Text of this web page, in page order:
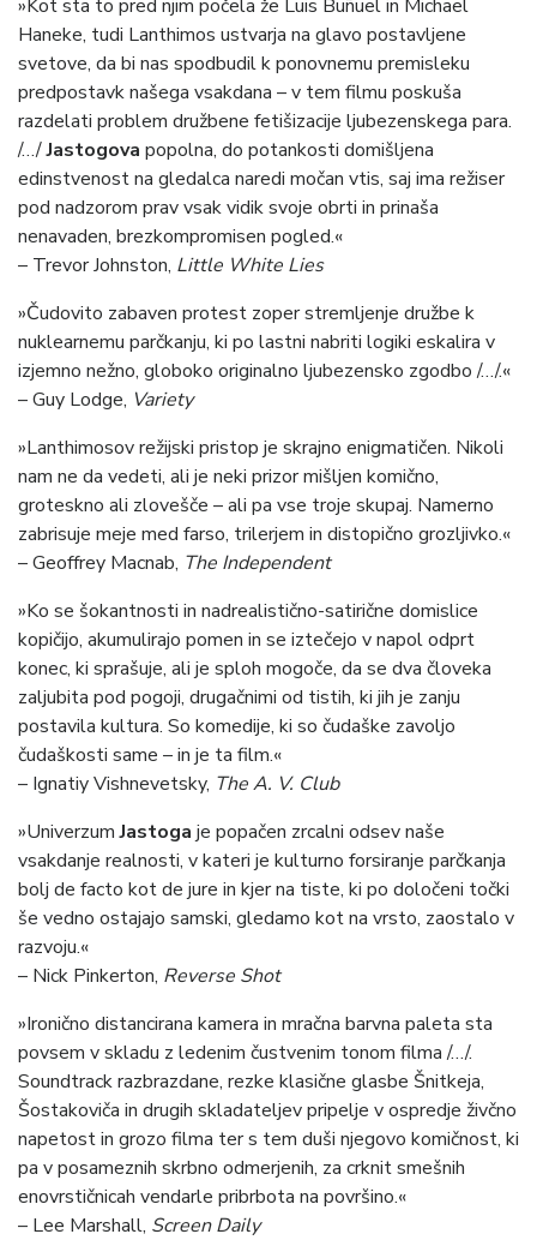
»Kot sta to pred njim počela že Luis Buñuel in Michael
Haneke, tudi Lanthimos ustvarja na glavo postavljene
svetove, da bi nas spodbudil k ponovnemu premisleku
predpostavk našega vsakdana – v tem filmu poskuša
razdelati problem družbene fetišizacije ljubezenskega para.
/…/Jastogova popolna, do potankosti domišljena
edinstvenost na gledalca naredi močan vtis, saj ima režiser
pod nadzorom prav vsak vidik svoje obrti in prinaša
nenavaden, brezkompromisen pogled.«
– Trevor Johnston, Little White Lies
»Čudovito zabaven protest zoper stremljenje družbe k
nuklearnemu parčkanju, ki po lastni nabriti logiki eskalira v
izjemno nežno, globoko originalno ljubezensko zgodbo /…/.«
– Guy Lodge, Variety
»Lanthimosov režijski pristop je skrajno enigmatičen. Nikoli
nam ne da vedeti, ali je neki prizor mišljen komično,
groteskno ali zlovešče – ali pa vse troje skupaj. Namerno
zabrisuje meje med farso, trilerjem in distopično grozljivko.«
– Geoffrey Macnab, The Independent
»Ko se šokantnosti in nadrealistično-satirične domislice
kopičijo, akumulirajo pomen in se iztečejo v napol odprt
konec, ki sprašuje, ali je sploh mogoče, da se dva človeka
zaljubita pod pogoji, drugačnimi od tistih, ki jih je zanju
postavila kultura. So komedije, ki so čudaške zavoljo
čudaškosti same – in je ta film.«
– Ignatiy Vishnevetsky, The A. V. Club
»UniverzumJastoga je popačen zrcalni odsev naše
vsakdanje realnosti, v kateri je kulturno forsiranje parčkanja
bolj de facto kot de jure in kjer na tiste, ki po določeni točki
še vedno ostajajo samski, gledamo kot na vrsto, zaostalo v
razvoju.«
– Nick Pinkerton, Reverse Shot
»Ironično distancirana kamera in mračna barvna paleta sta
povsem v skladu z ledenim čustvenim tonom filma /…/.
Soundtrack razbrazdane, rezke klasične glasbe Šnitkeja,
Šostakoviča in drugih skladateljev pripelje v ospredje živčno
napetost in grozo filma ter s tem duši njegovo komičnost, ki
pa v posameznih skrbno odmerjenih, za crknit smešnih
enovrstičnicah vendarle pribrbota na površino.«
– Lee Marshall, Screen Daily